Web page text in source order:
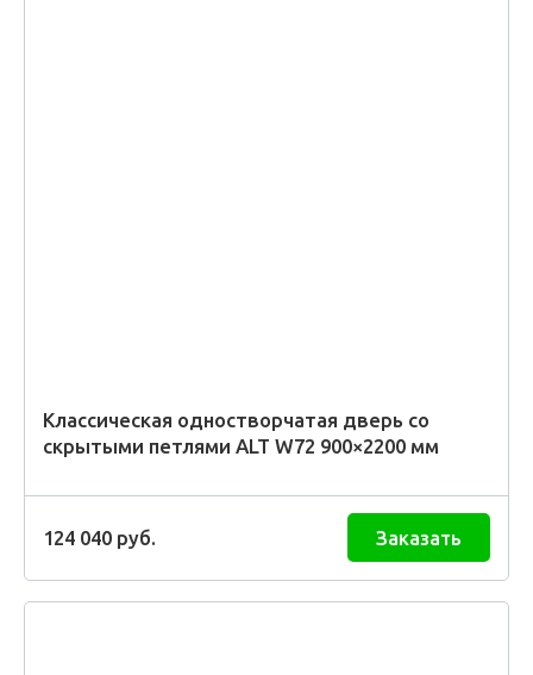
Классическая одностворчатая дверь со
скрытыми петлями ALT W72 900×2200 мм
124 040 руб. Заказать